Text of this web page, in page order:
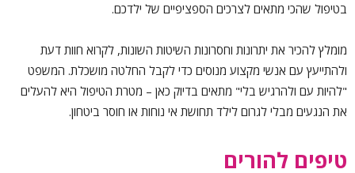
בטיפול שהכי מתאים לצרכים הספציפיים של ילדכם.
מומלץ להכיר את יתרונות וחסרונות השיטות השונות, לקרוא חוות דעת
ולהתייעץ עם אנשי מקצוע מנוסים כדי לקבל החלטה מושכלת. המשפט
"להיות עם ולהרגיש בלי" מתאים בדיוק כאן – מטרת הטיפול היא להעלים
את הנגעים מבלי לגרום לילד תחושת אי נוחות או חוסר ביטחון.
טיפים להורים